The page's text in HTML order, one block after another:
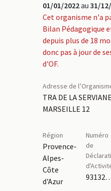
01/01/2022au 31/
Cet organisme n'a
Bilan Pédagogique
depuis plus de 18
donc pas à jour de
d'OF.
Adresse de
TRA DE LA
MARSEILLE 12
Région
Provence-
Alpes-
Côte
d'Azur
Numéro
de